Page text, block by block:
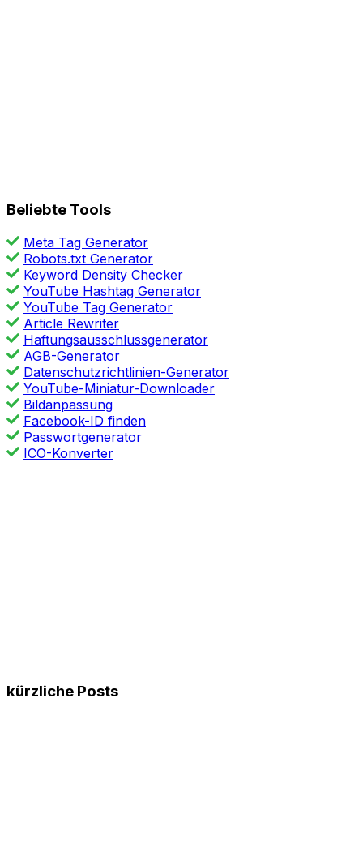
Beliebte Tools
Meta Tag Generator
Robots.txt Generator
Keyword Density Checker
YouTube Hashtag Generator
YouTube Tag Generator
Article Rewriter
Haftungsausschlussgenerator
AGB-Generator
Datenschutzrichtlinien-Generator
YouTube-Miniatur-Downloader
Bildanpassung
Facebook-ID finden
Passwortgenerator
ICO-Konverter
kürzliche Posts